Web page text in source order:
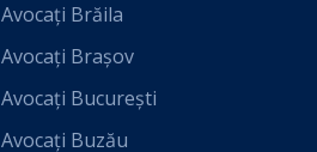
Avocați Brăila
Avocați Brașov
Avocați București
Avocați Buzău